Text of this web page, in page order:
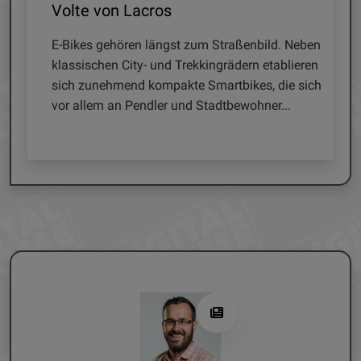
Volte von Lacros
E-Bikes gehören längst zum Straßenbild. Neben
klassischen City- und Trekkingrädern etablieren
sich zunehmend kompakte Smartbikes, die sich
vor allem an Pendler und Stadtbewohner...